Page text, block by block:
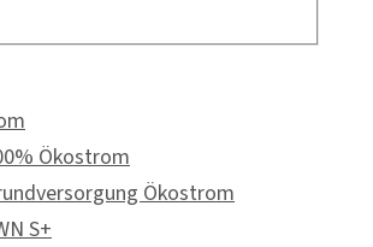
Ökostrom
Ökostrom
S+